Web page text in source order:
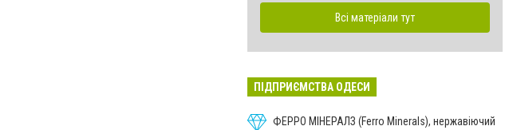
Всі матеріали тут
ПІДПРИЄМСТВА ОДЕСИ
ФЕРРО МІНЕРАЛЗ (Ferro Minerals), нержавіючий